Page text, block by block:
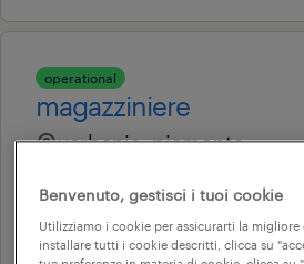
operational
magazziniere
verbania, piemonte
10 giugno 2026
Benvenuto, gestisci i tuoi cookie
Utilizziamo i cookie per assicurarti la migliore
installare tutti i cookie descritti, clicca su